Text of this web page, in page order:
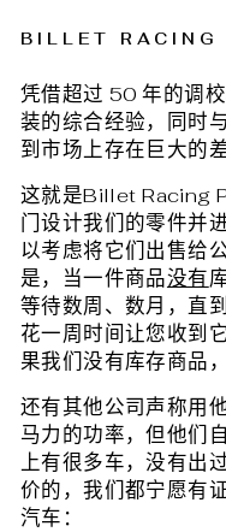
BILLET RACING
凭借超过 50 年的调
装的综合经验，同时
到市场上存在巨大的
这就是Billet Racing
门设计我们的零件并
以考虑将它们出售给
是，当一件商品没有
等待数周、数月，直
花一周时间让您收到
果我们没有库存商品
还有其他公司声称用
马力的功率，但他们
上有很多车，没有出
价的，我们都宁愿有
汽车：